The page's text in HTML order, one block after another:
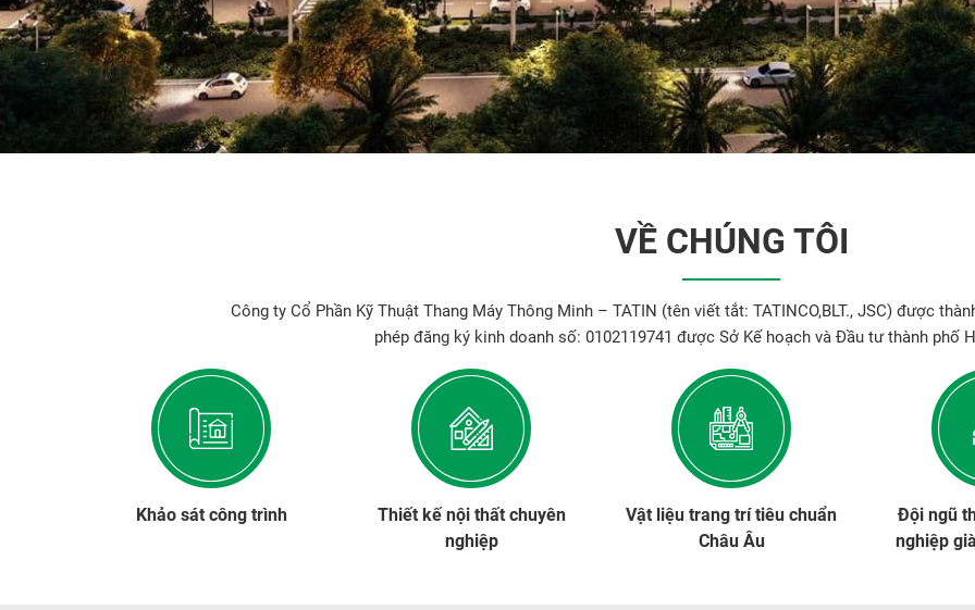
VỀ CHÚNG TÔI
Công ty Cổ Phần Kỹ Thuật Thang Máy Thông Minh – TATIN (tên viết tắt: TATINCO,BLT., JSC) được
phép đăng ký kinh doanh số: 0102119741 được Sở Kế hoạch và Đầu tư thành phố
Khảo sát công trình
Thiết kế nội thất chuyên
nghiệp
Vật liệu trang trí tiêu chuẩn
Châu Âu
Đội ngũ
nghiệp